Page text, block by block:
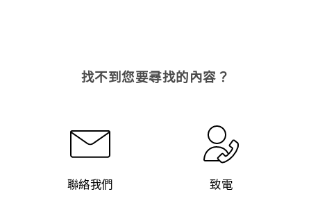
找不到您要尋找的內容？
聯絡我們 致電